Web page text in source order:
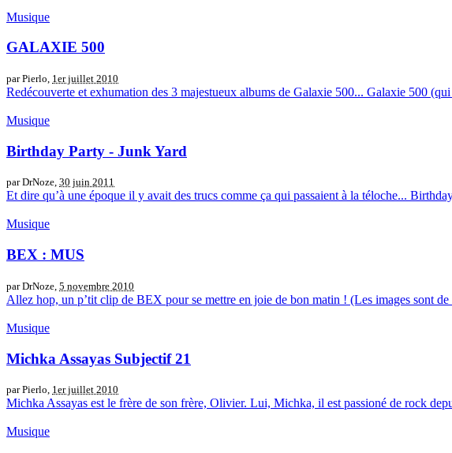
Musique
GALAXIE 500
par Pierlo, 1er juillet 2010
Redécouverte et exhumation des 3 majestueux albums de Galaxie 500... Galaxie 500
Musique
Birthday Party - Junk Yard
par DrNoze, 30 juin 2011
Et dire qu’à une époque il y avait des trucs comme ça qui passaient à la téloche...
Musique
BEX : MUS
par DrNoze, 5 novembre 2010
Allez hop, un p’tit clip de BEX pour se mettre en joie de bon matin ! (Les images sont
Musique
Michka Assayas Subjectif 21
par Pierlo, 1er juillet 2010
Michka Assayas est le frère de son frère, Olivier. Lui, Michka, il est passioné de rock
Musique